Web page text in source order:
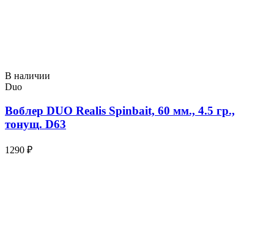
В наличии
Duo
Воблер DUO Realis Spinbait, 60 мм., 4.5 гр.,
тонущ. D63
1290 ₽